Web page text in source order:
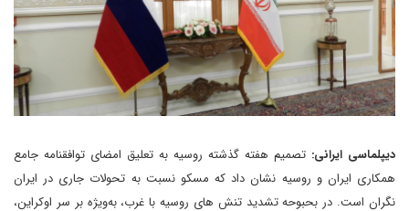
دیپلماسی ایرانی: تصمیم هفته گذشته روسیه به تعلیق امضای توافقنامه جامع
همکاری ایران و روسیه نشان داد که مسکو نسبت به تحولات جاری در ایران
نگران است. در بحبوحه تشدید تنش های روسیه با غرب، به‌ویژه بر سر اوکراین،